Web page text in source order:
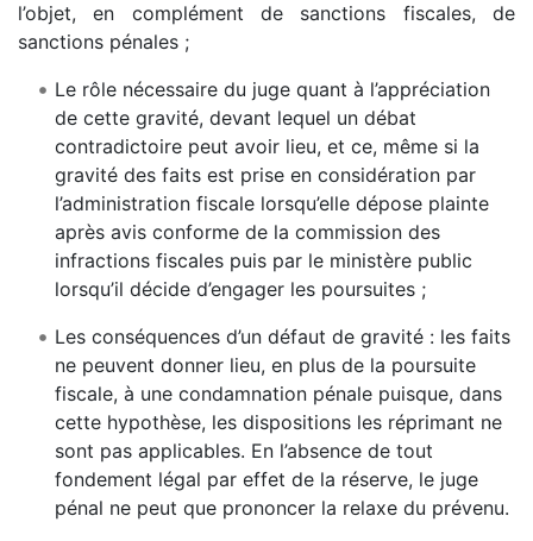
l’objet, en complément de sanctions fiscales, de
sanctions pénales ;
Le rôle nécessaire du juge quant à l’appréciation
de cette gravité, devant lequel un débat
contradictoire peut avoir lieu, et ce, même si la
gravité des faits est prise en considération par
l’administration fiscale lorsqu’elle dépose plainte
après avis conforme de la commission des
infractions fiscales puis par le ministère public
lorsqu’il décide d’engager les poursuites ;
Les conséquences d’un défaut de gravité : les faits
ne peuvent donner lieu, en plus de la poursuite
fiscale, à une condamnation pénale puisque, dans
cette hypothèse, les dispositions les réprimant ne
sont pas applicables. En l’absence de tout
fondement légal par effet de la réserve, le juge
pénal ne peut que prononcer la relaxe du prévenu.